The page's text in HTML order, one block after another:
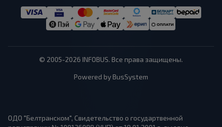
© 2005-2026 INFOBUS. Все права защищены.
Powered by BusSystem
ОДО "Белтранском", Свидетельство о государтвенной